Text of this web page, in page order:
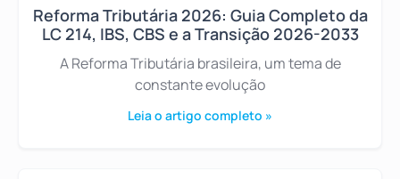
Reforma Tributária 2026: Guia Completo da
LC 214, IBS, CBS e a Transição 2026-2033
A Reforma Tributária brasileira, um tema de
constante evolução
Leia o artigo completo »